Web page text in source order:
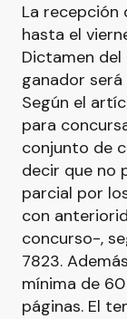
La recepción
hasta el
Dictamen
ganador
Según el
para
conjunto de
decir que no
parcial por
con
concurso-,
7823.
mínima de
páginas. El